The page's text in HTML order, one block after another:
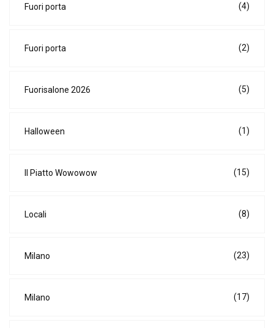
Fuori porta (4)
Fuori porta (2)
Fuorisalone 2026 (5)
Halloween (1)
Il Piatto Wowowow (15)
Locali (8)
Milano (23)
Milano (17)